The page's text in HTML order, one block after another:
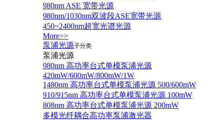
980nm ASE 宽带光源
980nm/1030nm双波段ASE宽带光源
450~2400nm超宽光谱光源
More>>
泵浦光源子分类
泵浦光源
980nm 高功率台式单模泵浦光源
420mW/600mW/800mW/1W
1480nm 高功率台式单模泵浦光源 500/600mW
910/915nm 高功率台式单模泵浦光源 100mW
808nm 高功率台式单模泵浦光源 200mW
多模光纤耦合高功率泵浦激光器